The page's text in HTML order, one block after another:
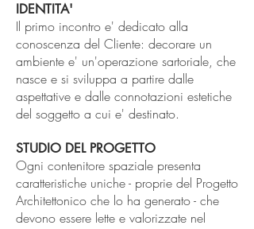
IDENTITA'
Il primo incontro e' dedicato alla
conoscenza del Cliente: decorare un
ambiente e' un'operazione sartoriale, che
nasce e si sviluppa a partire dalle
aspettative e dalle connotazioni estetiche
del soggetto a cui e' destinato.
STUDIO DEL PROGETTO
Ogni contenitore spaziale presenta
caratteristiche uniche - proprie del Progetto
Architettonico che lo ha generato - che
devono essere lette e valorizzate nel